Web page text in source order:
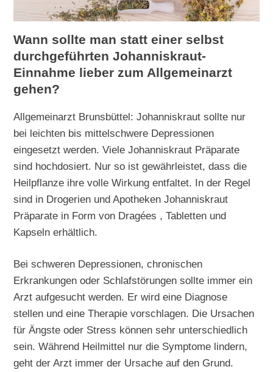
Wann sollte man statt einer selbst
durchgeführten Johanniskraut-
Einnahme lieber zum Allgemeinarzt
gehen?
Allgemeinarzt Brunsbüttel: Johanniskraut sollte nur
bei leichten bis mittelschwere Depressionen
eingesetzt werden. Viele Johanniskraut Präparate
sind hochdosiert. Nur so ist gewährleistet, dass die
Heilpflanze ihre volle Wirkung entfaltet. In der Regel
sind in Drogerien und Apotheken Johanniskraut
Präparate in Form von Dragées , Tabletten und
Kapseln erhältlich.
Bei schweren Depressionen, chronischen
Erkrankungen oder Schlafstörungen sollte immer ein
Arzt aufgesucht werden. Er wird eine Diagnose
stellen und eine Therapie vorschlagen. Die Ursachen
für Ängste oder Stress können sehr unterschiedlich
sein. Während Heilmittel nur die Symptome lindern,
geht der Arzt immer der Ursache auf den Grund.